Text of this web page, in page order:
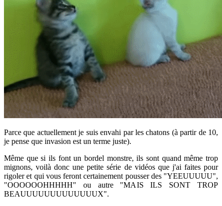
Parce que actuellement je suis envahi par les chatons (à partir de 10,
je pense que invasion est un terme juste).
Même que si ils font un bordel monstre, ils sont quand même trop
mignons, voilà donc une petite série de vidéos que j'ai faites pour
rigoler et qui vous feront certainement pousser des "YEEUUUUU",
"OOOOOOHHHHH" ou autre "MAIS ILS SONT TROP
BEAUUUUUUUUUUUUUX".